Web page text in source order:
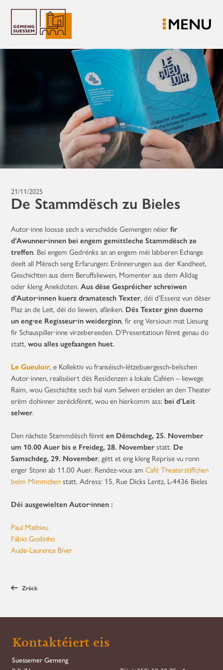
MENU
21/11/2025
De Stammdësch zu Bieles
Autor∙inne loosse sech a verschidde Gemengen néierfir
d’Awunner∙innen bei engem gemittleche Stammdësch ze
treffen. Bei engem Gedrénks an an engem méi labberen Echange
deelt all Mënsch seng Erfarungen: Erënnerungen aus der Kandheet,
Geschichten aus dem Beruffsliewen, Momenter aus dem Alldag
oder kleng Anekdoten.Aus dëse Gespréicher schreiwen
d’Autor∙innen kuerz dramatesch Texter, déi d’Essenz vun dëser
Plaz an de Leit, déi do liewen, afänken. Dës Texter ginn duerno
un eng∙ee Regisseur∙in weiderginn, fir eng Versioun mat Liesung
fir Schauspiller∙inne virzebereeden. D’Presentatioun fënnt genau do
statt,wou alles ugefaangen huet.
Le Gueuloir, e Kollektiv vu franséisch-lëtzebuergesch-belschen
Autor∙innen, realiséiert dës Residenzen a lokale Caféen – liewege
Raim, wou Geschichte sech bal vum Selwen erzielen an den Theater
erëm dohinner zeréckfënnt, wou en hierkomm ass: bei d’Leit
selwer.
Den nächste Stammdësch fënnten Dënschdeg, 25. November
um 10.00 Auer bis e Freideg, 28. Novemberstatt. De
Samschdeg, 29. November, gëtt et eng kleng Reprise vu ronn
enger Stonn ab 11.00 Auer. Rendez-vous amCafé Theaterstiffchen
beim Mimmchenstatt. Adress: 15, Rue Dicks Lentz, L-4436 Bieles
Déi ausgewielten Autor∙innen :
Paul Mathieu
Fábio Godinho
Aude-Laurence Biver
Zréck
Kontaktéiert eis
Suessemer Gemeng